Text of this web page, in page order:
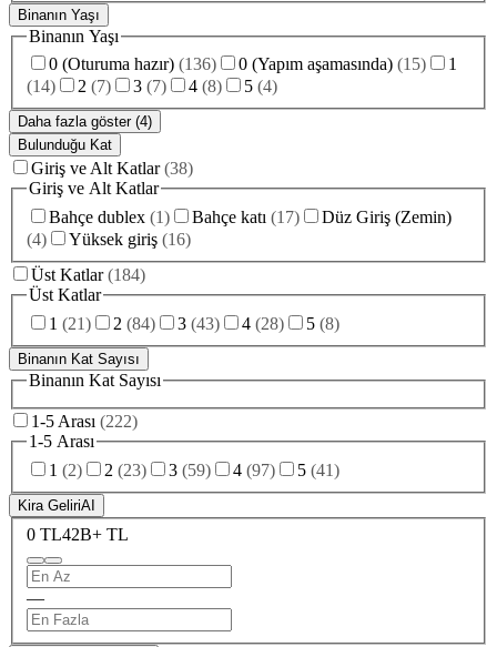
Binanın Yaşı
Binanın Yaşı
0 (Oturuma hazır) (136) 0 (Yapım aşamasında) (15)
1
(14) 2 (7) 3 (7) 4 (8) 5 (4)
Daha fazla göster (4)
Bulunduğu Kat
Giriş ve Alt Katlar (38)
Giriş ve Alt Katlar
Bahçe dublex (1) Bahçe katı (17)
Düz Giriş (Zemin)
(4) Yüksek giriş (16)
Üst Katlar (184)
Üst Katlar
1 (21) 2 (84) 3 (43) 4 (28) 5 (8)
Binanın Kat Sayısı
Binanın Kat Sayısı
1-5 Arası (222)
1-5 Arası
1 (2) 2 (23) 3 (59) 4 (97) 5 (41)
Kira GeliriAI
0 TL42B+ TL
—